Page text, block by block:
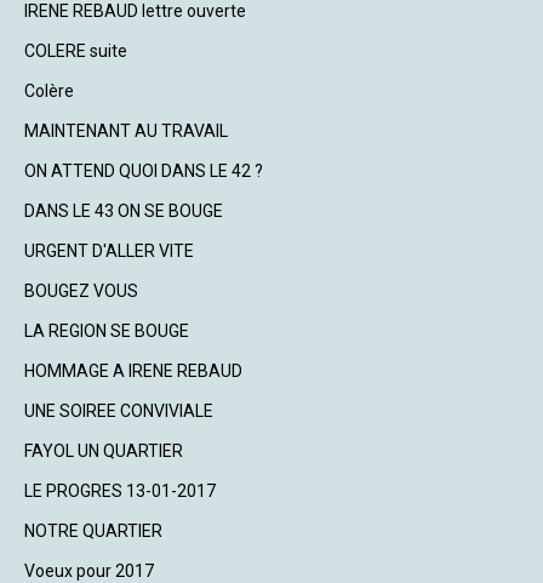
IRENE REBAUD lettre ouverte
COLERE suite
Colère
MAINTENANT AU TRAVAIL
ON ATTEND QUOI DANS LE 42 ?
DANS LE 43 ON SE BOUGE
URGENT D'ALLER VITE
BOUGEZ VOUS
LA REGION SE BOUGE
HOMMAGE A IRENE REBAUD
UNE SOIREE CONVIVIALE
FAYOL UN QUARTIER
LE PROGRES 13-01-2017
NOTRE QUARTIER
Voeux pour 2017